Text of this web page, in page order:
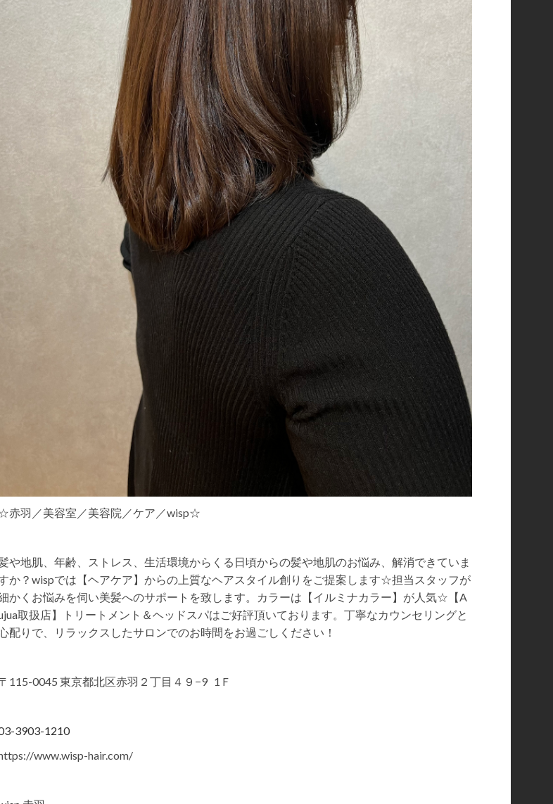
赤羽／美容室／美容院／ケア／wisp☆
や地肌、年齢、ストレス、生活環境からくる日頃からの髪や地肌のお悩み、解消できていま
か？wispでは【ヘアケア】からの上質なヘアスタイル創りをご提案します☆担当スタッフが
かくお悩みを伺い美髪へのサポートを致します。カラーは【イルミナカラー】が人気☆【A
取扱店】トリートメント＆ヘッドスパはご好評頂いております。丁寧なカウンセリングと
配りで、リラックスしたサロンでのお時間をお過ごしください！
115-0045 東京都北区赤羽２丁目４９−9 1Ｆ
3903-1210
www.wisp-hair.com/